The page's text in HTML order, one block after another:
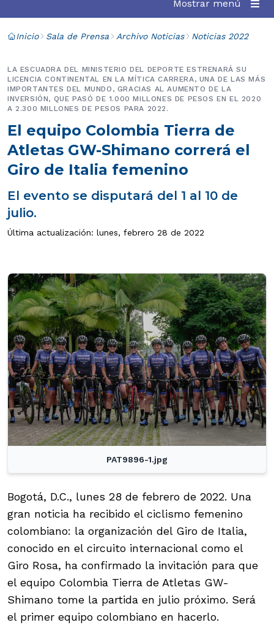
Mostrar menú
Inicio Sala de Prensa Archivo Noticias Noticias 2022
El equipo Colombia Tierra de
Atletas GW-Shimano correrá el
Giro de Italia femenino
El evento se disputará del 1 al 10 de
julio.
LA ESCUADRA DEL MINISTERIO DEL DEPORTE ESTRENARÁ SU
LICENCIA CONTINENTAL EN LA MÍTICA CARRERA, UNA DE LAS MÁS
IMPORTANTES DEL MUNDO, GRACIAS AL AUMENTO DE LA
INVERSIÓN, QUE PASÓ DE 1.000 MILLONES DE PESOS EN EL 2020
A 2.300 MILLONES DE PESOS PARA 2022.
Última actualización: lunes, febrero 28 de 2022
PAT9896-1.jpg
Bogotá, D.C., lunes 28 de febrero de 2022. Una
gran noticia ha recibido el ciclismo femenino
colombiano: la organización del Giro de Italia,
conocido en el circuito internacional como el
Giro Rosa, ha confirmado la invitación para que
el equipo Colombia Tierra de Atletas GW-
Shimano tome la partida en julio próximo. Será
el primer equipo colombiano en hacerlo.